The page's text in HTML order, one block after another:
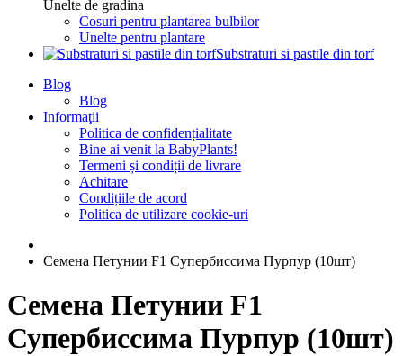
Unelte de gradina
Cosuri pentru plantarea bulbilor
Unelte pentru plantare
Substraturi si pastile din torf
Blog
Blog
Informaţii
Politica de confidențialitate
Bine ai venit la BabyPlants!
Termeni și condiții de livrare
Achitare
Condițiile de acord
Politica de utilizare cookie-uri
Семена Петунии F1 Супербиссима Пурпур (10шт)
Семена Петунии F1
Супербиссима Пурпур (10шт)